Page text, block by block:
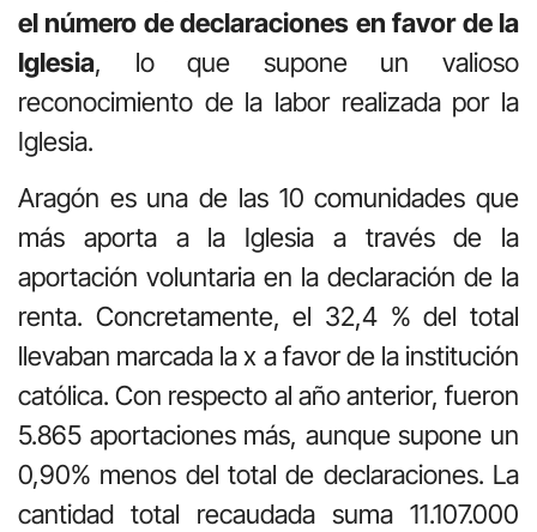
el número de declaraciones en favor de la
Iglesia, lo que supone un valioso
reconocimiento de la labor realizada por la
Iglesia.
Aragón es una de las 10 comunidades que
más aporta a la Iglesia a través de la
aportación voluntaria en la declaración de la
renta. Concretamente, el 32,4 % del total
llevaban marcada la x a favor de la institución
católica. Con respecto al año anterior, fueron
5.865 aportaciones más, aunque supone un
0,90% menos del total de declaraciones. La
cantidad total recaudada suma 11.107.000